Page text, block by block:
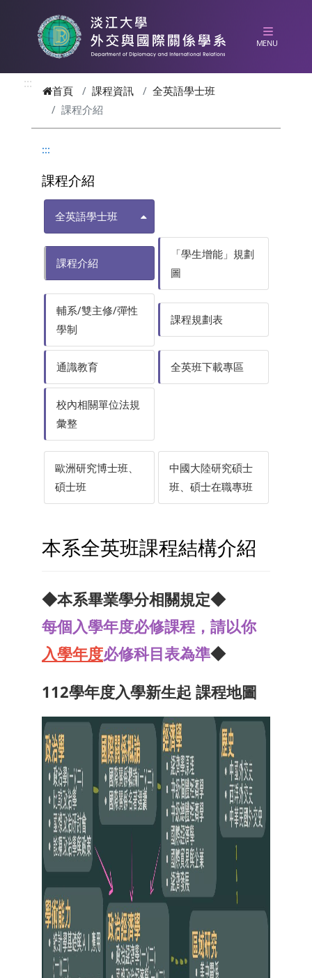
::: 首頁 課程資訊
全英語學士班
課程介紹
:::
課程介紹
全英語學士班
課程介紹
「學生增能」規劃
圖
輔系/雙主修/彈性
學制
課程規劃表
通識教育 全英班下載專區
校內相關單位法規
彙整
歐洲研究博士班、
碩士班
中國大陸研究碩士
班、碩士在職專班
本系全英班課程結構介紹
◆本系畢業學分相關規定◆
每個入學年度必修課程，請以你
入學年度必修科目表為準◆
112學年度入學新生起 課程地圖